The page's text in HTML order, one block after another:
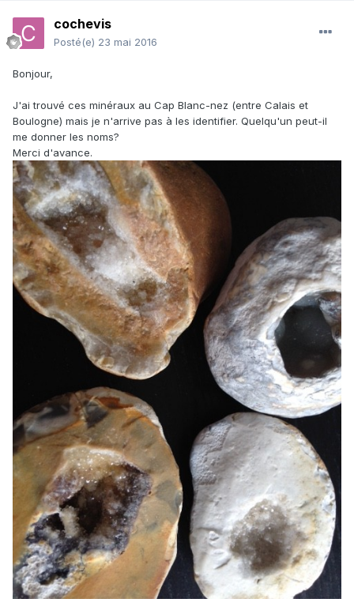
cochevis
Posté(e) 23 mai 2016
Bonjour,
J'ai trouvé ces minéraux au Cap Blanc-nez (entre Calais et
Boulogne) mais je n'arrive pas à les identifier. Quelqu'un peut-il
me donner les noms?
Merci d'avance.